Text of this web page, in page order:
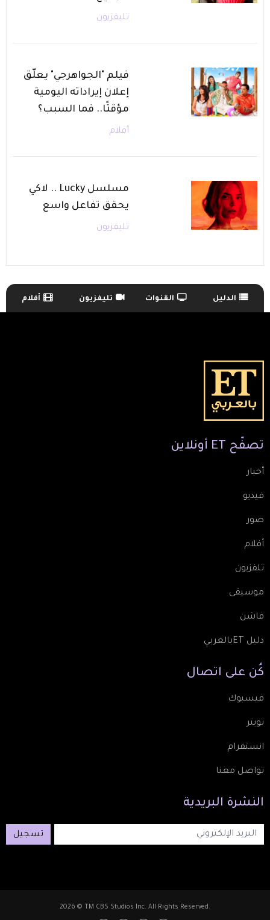
تليفزيون
فيلم "الجواهرجي" يعلّق
إعلان إيراداته اليومية
مؤقتًا.. فما السبب؟
أفلام
مسلسل Lucky .. لاكي
يحقق تفاعل واسع
تليفزيون
TV Guide Menu الدليل القنوات تليفزيون أفلام
تصفّح ET أونلاين
أخبار
فيديو
صور
أفلام
تلفزيون
موسيقى
فاشن
دليل ETبالعربي
كُن على اتصال
فيسبوك
تويتر
انستقرام
تواصل معنا
النشرة البريدية
تسجيل
2026 © TM CBS Studios Inc. All Rights Reserved.